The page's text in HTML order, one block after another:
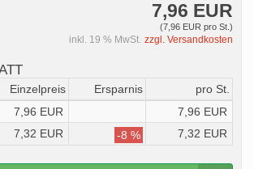
7,96 EUR
(7,96 EUR pro St.)
inkl. 19 % MwSt. zzgl. Versandkosten
Einzelpreis Ersparnis
pro St.
7,96 EUR
7,96 EUR
7,32 EUR -8 % 7,32 EUR